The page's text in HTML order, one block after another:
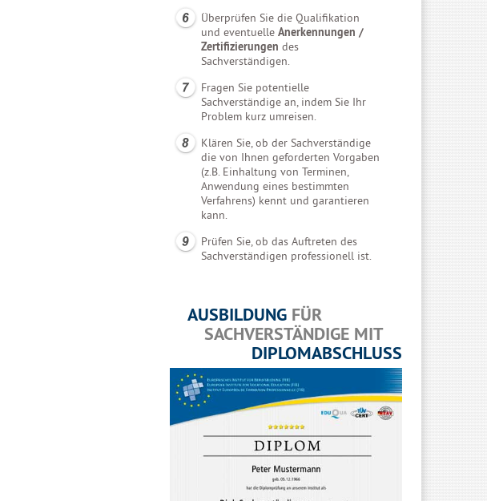
Überprüfen Sie die Qualifikation
und eventuelle Anerkennungen /
Zertifizierungen des
Sachverständigen.
Fragen Sie potentielle
Sachverständige an, indem Sie Ihr
Problem kurz umreisen.
Klären Sie, ob der Sachverständige
die von Ihnen geforderten Vorgaben
(z.B. Einhaltung von Terminen,
Anwendung eines bestimmten
Verfahrens) kennt und garantieren
kann.
Prüfen Sie, ob das Auftreten des
Sachverständigen professionell ist.
AUSBILDUNG FÜR
SACHVERSTÄNDIGE MIT
DIPLOMABSCHLUSS